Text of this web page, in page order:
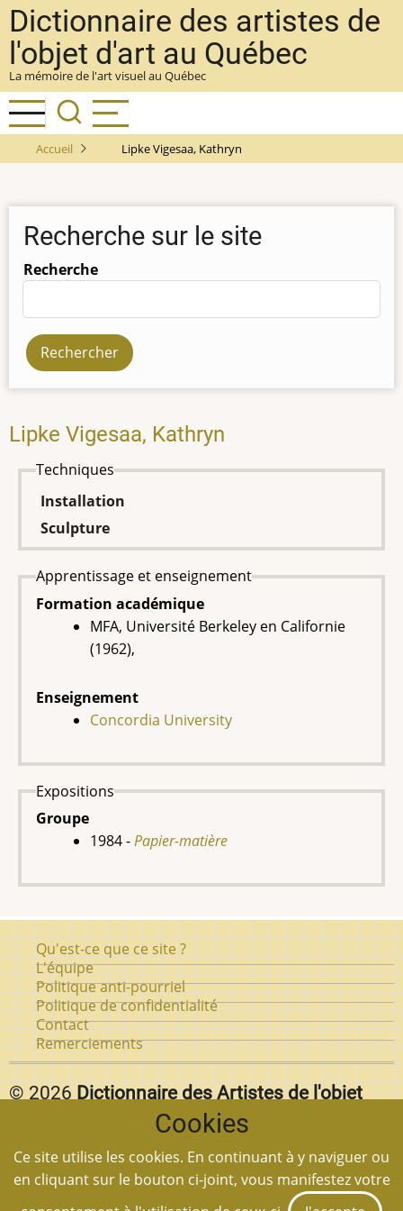
Aller
au
contenu
principal
Dictionnaire des artistes de
l'objet d'art au Québec
La mémoire de l'art visuel au Québec
Accueil Lipke Vigesaa, Kathryn
Recherche sur le site
Recherche
Lipke Vigesaa, Kathryn
Techniques
Installation
Sculpture
Apprentissage et enseignement
Formation académique
MFA, Université Berkeley en Californie
(1962),
Enseignement
Concordia University
Expositions
Groupe
1984 -Papier-matière
Pied
de
page
Qu'est-ce que ce site ?
L'équipe
Politique anti-pourriel
Politique de confidentialité
Contact
Remerciements
© 2026 Dictionnaire des Artistes de l'objet
Vous pouvez reproduire textuellement des pages de
notre siteen autant que vous citez la source et
mettez un lien à la page en question.
Cookies
Ce site utilise les cookies. En continuant à y naviguer ou
en cliquant sur le bouton ci-joint, vous manifestez votre